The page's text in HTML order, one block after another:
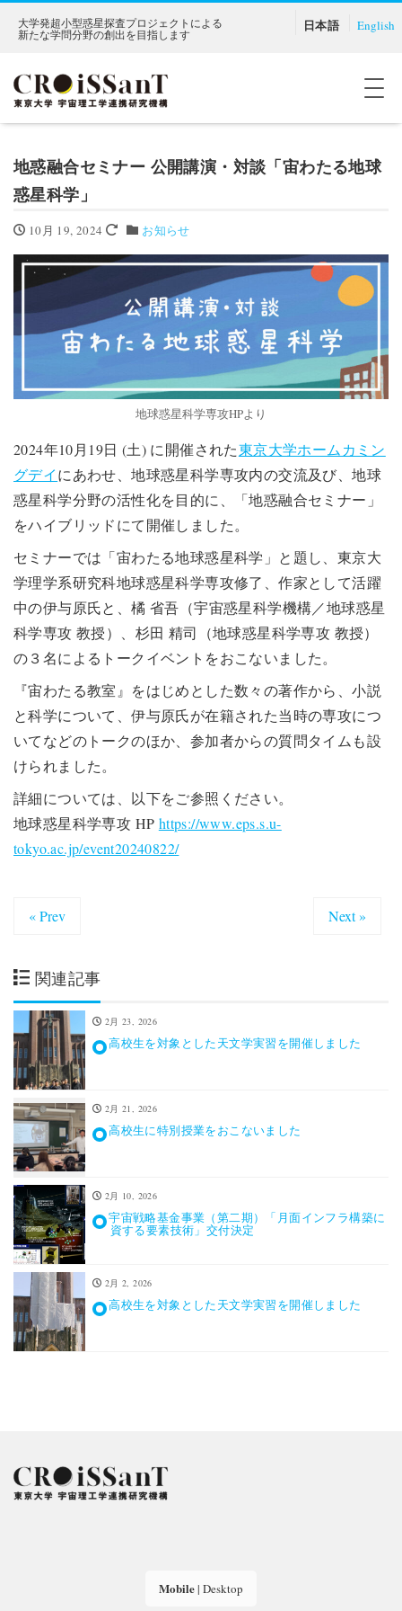
日本語 English
大学発超小型惑星探査プロジェクトによる
新たな学問分野の創出を目指します
ナ
地惑融合セミナー 公開講演・対談「宙わたる地球
惑星科学」
10月 19, 2024 お知らせ
地球惑星科学専攻HPより
2024年10月19日 (土) に開催された東京大学ホームカミン
グデイにあわせ、地球惑星科学専攻内の交流及び、地球
惑星科学分野の活性化を目的に、「地惑融合セミナー」
をハイブリッドにて開催しました。
セミナーでは「宙わたる地球惑星科学」と題し、東京大
学理学系研究科地球惑星科学専攻修了、作家として活躍
中の伊与原氏と、橘 省吾（宇宙惑星科学機構／地球惑星
科学専攻 教授）、杉田 精司（地球惑星科学専攻 教授）
の３名によるトークイベントをおこないました。
『宙わたる教室』をはじめとした数々の著作から、小説
と科学について、伊与原氏が在籍された当時の専攻につ
いてなどのトークのほか、参加者からの質問タイムも設
けられました。
詳細については、以下をご参照ください。
地球惑星科学専攻 HP https://www.eps.s.u-
tokyo.ac.jp/event20240822/
« Prev Next »
関連記事
2月 23, 2026
高校生を対象とした天文学実習を開催しました
2月 21, 2026
高校生に特別授業をおこないました
2月 10, 2026
宇宙戦略基金事業（第二期）「月面インフラ構築に
資する要素技術」交付決定
2月 2, 2026
高校生を対象とした天文学実習を開催しました
Mobile| Desktop